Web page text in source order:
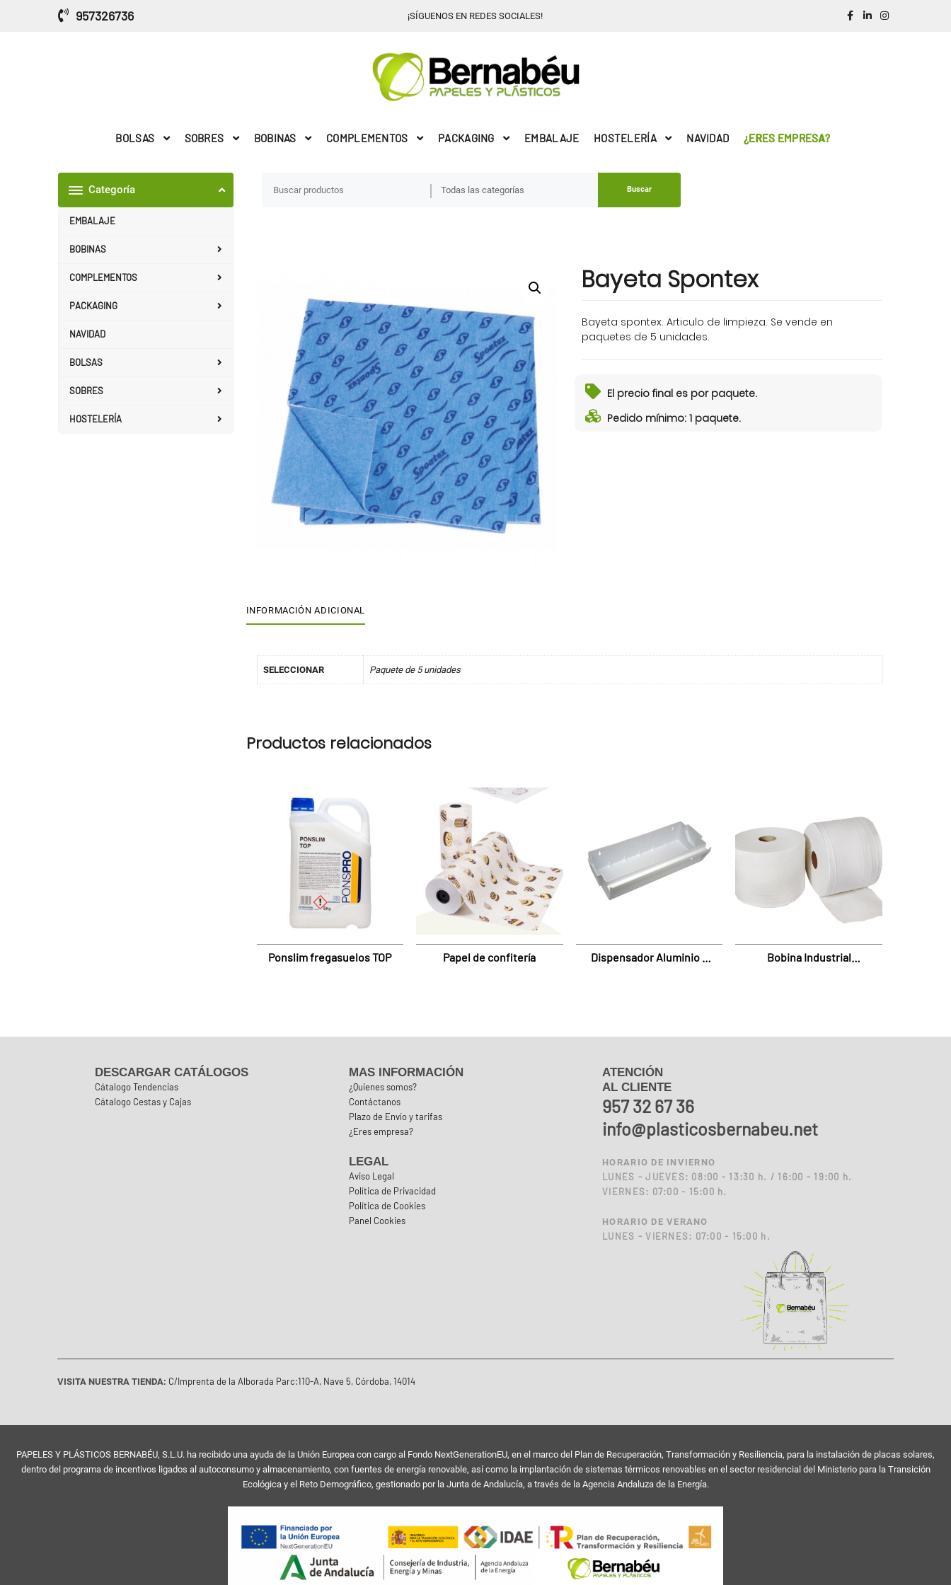
957326736 ¡SÍGUENOS EN REDES SOCIALES!
BOLSAS SOBRES BOBINAS COMPLEMENTOS PACKAGING EMBALAJE HOSTELERÍA NAVIDAD ¿ERES EMPRESA?
Categoría
EMBALAJE
BOBINAS
COMPLEMENTOS
PACKAGING
NAVIDAD
BOLSAS
SOBRES
HOSTELERÍA
Buscar
Bayeta Spontex
Bayeta spontex. Articulo de limpieza. Se vende en
paquetes de 5 unidades.
El precio final es por paquete.
Pedido mínimo: 1 paquete.
INFORMACIÓN ADICIONAL
SELECCIONAR Paquete de 5 unidades
Productos relacionados
Ponslim fregasuelos TOP Papel de confitería
Dispensador Aluminio y
Bobina Industrial
DESCARGAR CATÁLOGOS
Cátalogo Tendencias
Cátalogo Cestas y Cajas
MAS INFORMACIÓN
¿Quienes somos?
Contáctanos
Plazo de Envío y tarifas
¿Eres empresa?
LEGAL
Aviso Legal
Política de Privacidad
Política de Cookies
Panel Cookies
ATENCIÓN
AL CLIENTE
957 32 67 36
info@plasticosbernabeu.net
HORARIO DE INVIERNO
LUNES - JUEVES: 08:00 - 13:30 h. / 16:00 - 19:00 h.
VIERNES: 07:00 - 15:00 h.
HORARIO DE VERANO
LUNES - VIERNES: 07:00 - 15:00 h.
VISITA NUESTRA TIENDA: C/Imprenta de la Alborada Parc:110-A, Nave 5, Córdoba, 14014
PAPELES Y PLÁSTICOS BERNABÉU, S.L.U. ha recibido una ayuda de la Unión Europea con cargo al Fondo NextGenerationEU, en el marco del Plan de Recuperación, Transformación y Resiliencia, para la instalación de placas solares,
dentro del programa de incentivos ligados al autoconsumo y almacenamiento, con fuentes de energía renovable, así como la implantación de sistemas térmicos renovables en el sector residencial del Ministerio para la Transición
Ecológica y el Reto Demográfico, gestionado por la Junta de Andalucía, a través de la Agencia Andaluza de la Energía.